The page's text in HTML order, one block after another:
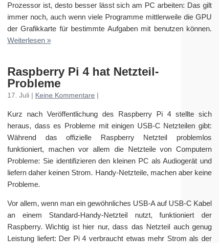
Prozessor ist, desto besser lässt sich am PC arbeiten: Das gilt
immer noch, auch wenn viele Programme mittlerweile die GPU
der Grafikkarte für bestimmte Aufgaben mit benutzen können.
Weiterlesen »
Raspberry Pi 4 hat Netzteil-
Probleme
17. Juli | Keine Kommentare
Kurz nach Veröffentlichung des Raspberry Pi 4 stellte sich
heraus, dass es Probleme mit einigen USB-C Netzteilen gibt:
Während das offizielle Raspberry Netzteil problemlos
funktioniert, machen vor allem die Netzteile von Computern
Probleme: Sie identifizieren den kleinen PC als Audiogerät und
liefern daher keinen Strom. Handy-Netzteile, machen aber keine
Probleme.
Vor allem, wenn man ein gewöhnliches USB-A auf USB-C Kabel
an einem Standard-Handy-Netzteil nutzt, funktioniert der
Raspberry. Wichtig ist hier nur, dass das Netzteil auch genug
Leistung liefert: Der Pi 4 verbraucht etwas mehr Strom als der